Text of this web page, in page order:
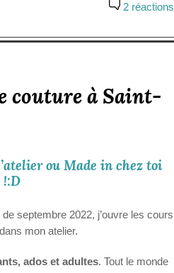
2 réactions
couture à Saint-
ou Made in chez toi
!:D
septembre 2022, j’ouvre les cours
mon atelier.
ados et adultes. Tout le monde